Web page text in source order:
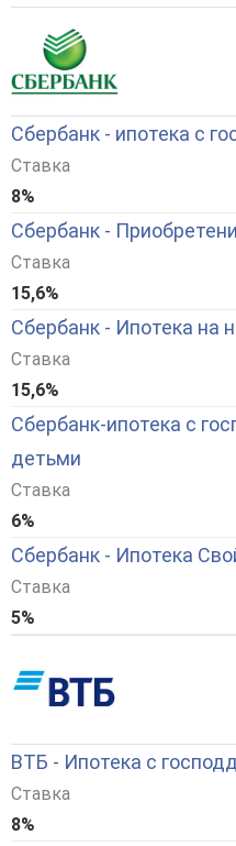
Сбербанк - ипотека с
Ставка
8%
Сбербанк -
Ставка
15,6%
Сбербанк - Ипотека на
Ставка
15,6%
Сбербанк-ипотека с
детьми
Ставка
6%
Сбербанк - Ипотека
Ставка
5%
ВТБ - Ипотека с
Ставка
8%